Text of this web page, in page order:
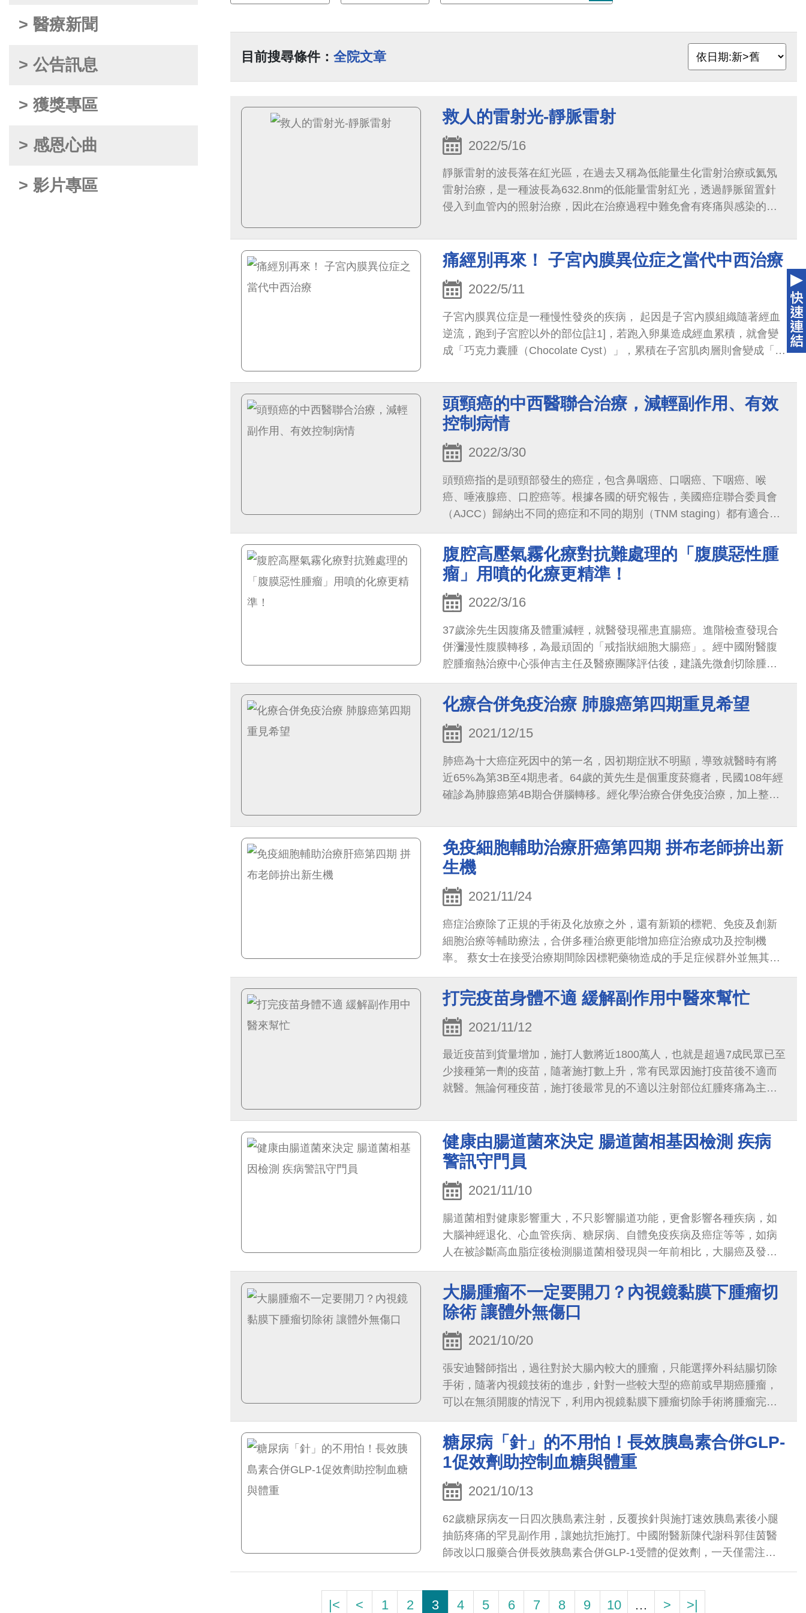
> 醫療新聞
> 公告訊息
> 獲獎專區
> 感恩心曲
> 影片專區
目前搜尋條件： 全院文章
救人的雷射光-靜脈雷射
2022/5/16
靜脈雷射的波長落在紅光區，在過去又稱為低能量生化雷射治療或氦氖
雷射治療，是一種波長為632.8nm的低能量雷射紅光，透過靜脈留置針
侵入到血管內的照射治療，因此在治療過程中難免會有疼痛與感染的風
痛經別再來！ 子宮內膜異位症之當代中西治療
2022/5/11
子宮內膜異位症是一種慢性發炎的疾病， 起因是子宮內膜組織隨著經血
逆流，跑到子宮腔以外的部位[註1]，若跑入卵巢造成經血累積，就會變
成「巧克力囊腫（Chocolate Cyst）」，累積在子宮肌肉層則會變成「子
經研究調查，台灣女性因檢查檢驗方式不同而有1∼30%不等的盛行率。
頭頸癌的中西醫聯合治療，減輕副作用、有效
控制病情
2022/3/30
頭頸癌指的是頭頸部發生的癌症，包含鼻咽癌、口咽癌、下咽癌、喉
癌、唾液腺癌、口腔癌等。根據各國的研究報告，美國癌症聯合委員會
（AJCC）歸納出不同的癌症和不同的期別（TNM staging）都有適合的
腹腔高壓氣霧化療對抗難處理的「腹膜惡性腫
瘤」用噴的化療更精準！
2022/3/16
37歲涂先生因腹痛及體重減輕，就醫發現罹患直腸癌。進階檢查發現合
併瀰漫性腹膜轉移，為最頑固的「戒指狀細胞大腸癌」。經中國附醫腹
腔腫瘤熱治療中心張伸吉主任及醫療團隊評估後，建議先微創切除腫瘤
以解決腸道阻塞的問題，再進行營養治療、標靶治療，最後運用腹腔高
壓氣霧化療（PIPAC）治療瀰漫性腹膜轉移；在最新的一次腹膜病理切
片中發現，腹膜癌細胞已消失不見，也無腹水產生，癌症指數降低到正
常值
化療合併免疫治療 肺腺癌第四期重見希望
2021/12/15
肺癌為十大癌症死因中的第一名，因初期症狀不明顯，導致就醫時有將
近65%為第3B至4期患者。64歲的黃先生是個重度菸癮者，民國108年經
確診為肺腺癌第4B期合併腦轉移。經化學治療合併免疫治療，加上整合
免疫細胞輔助治療肝癌第四期 拼布老師拚出新
生機
2021/11/24
癌症治療除了正規的手術及化放療之外，還有新穎的標靶、免疫及創新
細胞治療等輔助療法，合併多種治療更能增加癌症治療成功及控制機
率。 蔡女士在接受治療期間除因標靶藥物造成的手足症候群外並無其他
之副作用，精神及體力狀況都無影響
打完疫苗身體不適 緩解副作用中醫來幫忙
2021/11/12
最近疫苗到貨量增加，施打人數將近1800萬人，也就是超過7成民眾已至
少接種第一劑的疫苗，隨著施打數上升，常有民眾因施打疫苗後不適而
就醫。無論何種疫苗，施打後最常見的不適以注射部位紅腫疼痛為主，
患者的免疫系統經疫苗刺激後，產生的紊亂較難自行恢復，而需要另外
的醫療協助
健康由腸道菌來決定 腸道菌相基因檢測 疾病
警訊守門員
2021/11/10
腸道菌相對健康影響重大，不只影響腸道功能，更會影響各種疾病，如
大腦神經退化、心血管疾病、糖尿病、自體免疫疾病及癌症等等，如病
人在被診斷高血脂症後檢測腸道菌相發現與一年前相比，大腸癌及發炎
相關的腸道菌明顯增加，可當成疾病的警訊
大腸腫瘤不一定要開刀？內視鏡黏膜下腫瘤切
除術 讓體外無傷口
2021/10/20
張安迪醫師指出，過往對於大腸內較大的腫瘤，只能選擇外科結腸切除
手術，隨著內視鏡技術的進步，針對一些較大型的癌前或早期癌腫瘤，
可以在無須開腹的情況下，利用內視鏡黏膜下腫瘤切除手術將腫瘤完整
切除並保留器官，具有無體外傷口、術後恢復快以及提升長期生活品質
之優點
糖尿病「針」的不用怕！長效胰島素合併GLP-
1促效劑助控制血糖與體重
2021/10/13
62歲糖尿病友一日四次胰島素注射，反覆挨針與施打速效胰島素後小腿
抽筋疼痛的罕見副作用，讓她抗拒施打。中國附醫新陳代謝科郭佳茵醫
師改以口服藥合併長效胰島素合併GLP-1受體的促效劑，一天僅需注射
一次，解決長期困擾並抑制食欲，體重控制也相較顯著進步
|< < 1 2 3 4 5 6 7 8 9 10 … > >|